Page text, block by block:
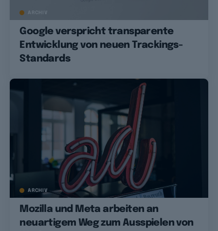
ARCHIV
Google verspricht transparente
Entwicklung von neuen Trackings-
Standards
ARCHIV
Mozilla und Meta arbeiten an
neuartigem Weg zum Ausspielen von